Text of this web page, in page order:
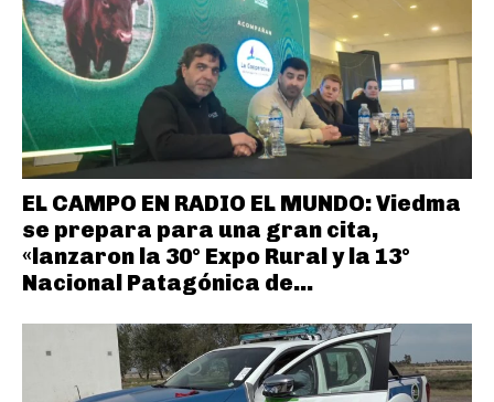
EL CAMPO EN RADIO EL MUNDO: Viedma
se prepara para una gran cita,
«lanzaron la 30° Expo Rural y la 13°
Nacional Patagónica de...